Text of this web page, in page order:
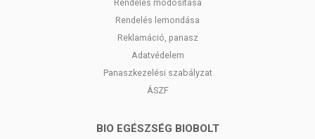
A termék nem gyógyít betegségeket! A termék nem az orvosi kezelés
helyettesítésére alkalmas! Betegség esetén használatát beszélje meg
vagy allergiás! Kisgyermektől elzárva tartandó!
Rendelés módosítása
Rendelés lemondása
Reklamáció, panasz
Adatvédelem
Panaszkezelési szabályzat
ÁSZF
BIO EGÉSZSÉG BIOBOLT